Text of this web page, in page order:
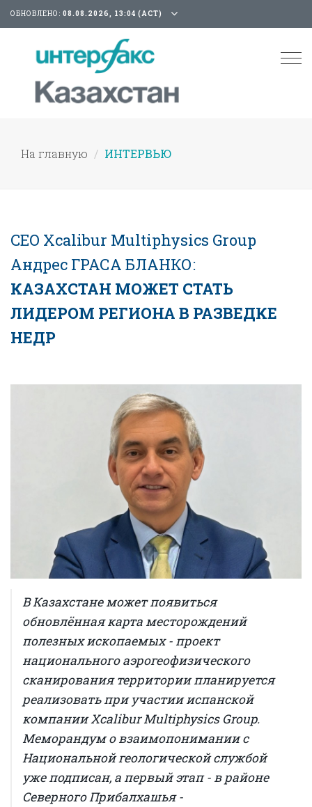
ОБНОВЛЕНО: 08.08.2026, 13:04 (АСТ)
На главную ИНТЕРВЬЮ
CEO Xcalibur Multiphysics Group
Андрес ГРАСА БЛАНКО:
КАЗАХСТАН МОЖЕТ СТАТЬ
ЛИДЕРОМ РЕГИОНА В РАЗВЕДКЕ
НЕДР
В Казахстане может появиться
обновлённая карта месторождений
полезных ископаемых - проект
национального аэрогеофизического
сканирования территории планируется
реализовать при участии испанской
компании Xcalibur Multiphysics Group.
Меморандум о взаимопонимании с
Национальной геологической службой
уже подписан, а первый этап - в районе
Северного Прибалхашья -